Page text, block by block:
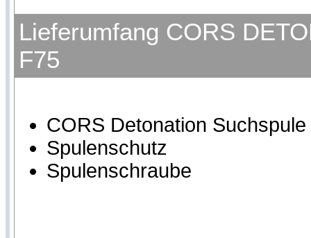
Lieferumfang CORS
F75
CORS Detonation
Spulenschutz
Spulenschraube